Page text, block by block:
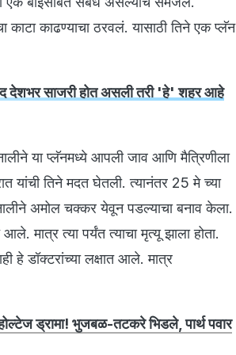
काटा काढण्याचा ठरवलं. यासाठी तिने एक प्लॅन
देशभर साजरी होत असली तरी 'हे' शहर आहे
या प्लॅनमध्ये आपली जाव आणि मैत्रिणीला
यांची तिने मदत घेतली. त्यानंतर 25 मे च्या
अमोल चक्कर येवून पडल्याचा बनाव केला.
मात्र त्या पर्यंत त्याचा मृत्यू झाला होता.
हे डॉक्टरांच्या लक्षात आले. मात्र
ड्रामा! भुजबळ-तटकरे भिडले, पार्थ पवार